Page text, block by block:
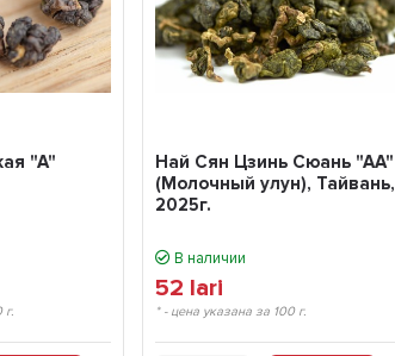
"А"
г.
Най Сян Цзинь Сюань "АА"
(Молочный улун), Тайвань,
2025г.
В наличии
52 lari
* - цена указана за 100 г.